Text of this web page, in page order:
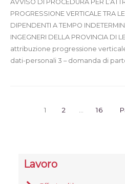
AVVISO DI PROCEDURA PER
PROGRESSIONE VERTICALE TRA
DIPENDENTI A TEMPO
INGEGNERI DELLA PROVINCIA DI
attribuzione progressione
dati-personali 3 – domanda di
1 2 … 16
Lavoro